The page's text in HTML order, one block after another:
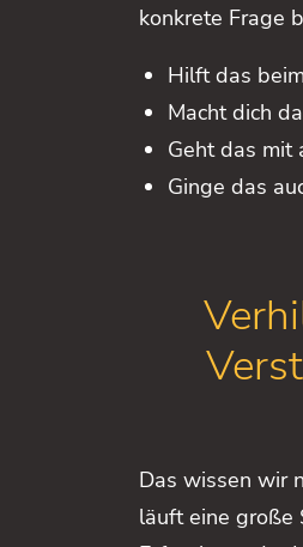
konkrete Frage
Hilft das
Macht dich
Geht das mit
Ginge das
Das wissen wir
läuft eine große